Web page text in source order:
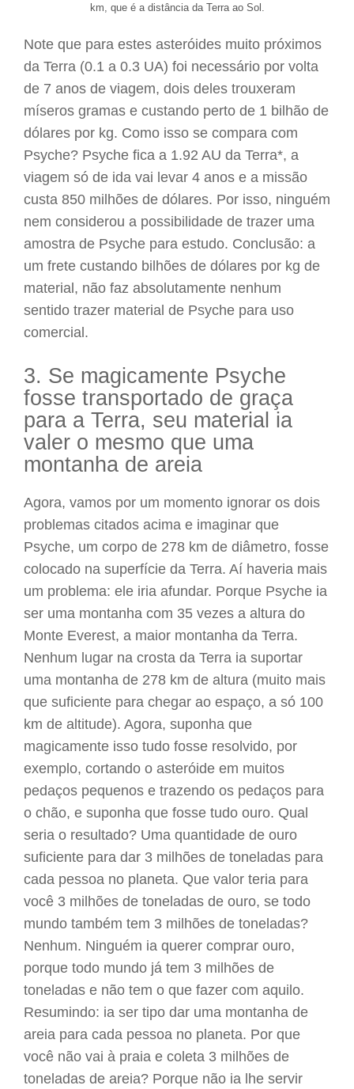
km, que é a distância da Terra ao Sol.
Note que para estes asteróides muito próximos
da Terra (0.1 a 0.3 UA) foi necessário por volta
de 7 anos de viagem, dois deles trouxeram
míseros gramas e custando perto de 1 bilhão de
dólares por kg. Como isso se compara com
Psyche? Psyche fica a 1.92 AU da Terra*, a
viagem só de ida vai levar 4 anos e a missão
custa 850 milhões de dólares. Por isso, ninguém
nem considerou a possibilidade de trazer uma
amostra de Psyche para estudo. Conclusão: a
um frete custando bilhões de dólares por kg de
material, não faz absolutamente nenhum
sentido trazer material de Psyche para uso
comercial.
3. Se magicamente Psyche
fosse transportado de graça
para a Terra, seu material ia
valer o mesmo que uma
montanha de areia
Agora, vamos por um momento ignorar os dois
problemas citados acima e imaginar que
Psyche, um corpo de 278 km de diâmetro, fosse
colocado na superfície da Terra. Aí haveria mais
um problema: ele iria afundar. Porque Psyche ia
ser uma montanha com 35 vezes a altura do
Monte Everest, a maior montanha da Terra.
Nenhum lugar na crosta da Terra ia suportar
uma montanha de 278 km de altura (muito mais
que suficiente para chegar ao espaço, a só 100
km de altitude). Agora, suponha que
magicamente isso tudo fosse resolvido, por
exemplo, cortando o asteróide em muitos
pedaços pequenos e trazendo os pedaços para
o chão, e suponha que fosse tudo ouro. Qual
seria o resultado? Uma quantidade de ouro
suficiente para dar 3 milhões de toneladas para
cada pessoa no planeta. Que valor teria para
você 3 milhões de toneladas de ouro, se todo
mundo também tem 3 milhões de toneladas?
Nenhum. Ninguém ia querer comprar ouro,
porque todo mundo já tem 3 milhões de
toneladas e não tem o que fazer com aquilo.
Resumindo: ia ser tipo dar uma montanha de
areia para cada pessoa no planeta. Por que
você não vai à praia e coleta 3 milhões de
toneladas de areia? Porque não ia lhe servir